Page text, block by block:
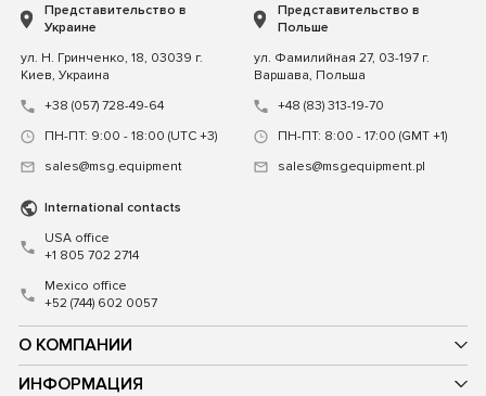
О КОМПАНИИ
ИНФОРМАЦИЯ
Представительство в
Украине
ул. Н. Гринченко, 18, 03039 г.
Киев, Украина
+38 (057) 728-49-64
ПН-ПТ: 9:00 - 18:00 (UTC +3)
sales@msg.equipment
Представительство в
Польше
ул. Фамилийная 27, 03-197 г.
Варшава, Польша
+48 (83) 313-19-70
ПН-ПТ: 8:00 - 17:00 (GMT +1)
sales@msgequipment.pl
International contacts
USA office
+1 805 702 2714
Mexico office
+52 (744) 602 0057